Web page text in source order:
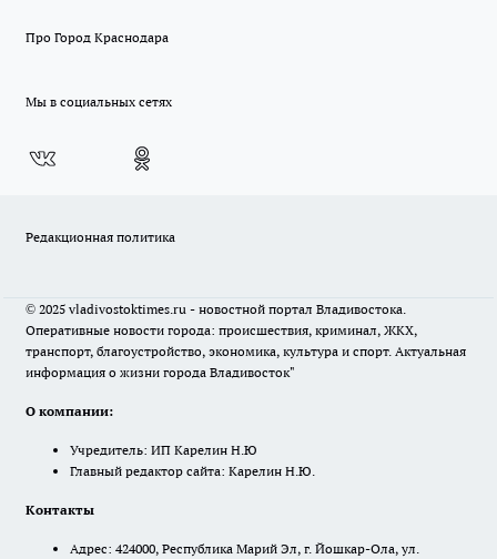
Про Город Краснодара
Мы в социальных сетях
Редакционная политика
© 2025 vladivostoktimes.ru - новостной портал Владивостока.
Оперативные новости города: происшествия, криминал, ЖКХ,
транспорт, благоустройство, экономика, культура и спорт. Актуальная
информация о жизни города Владивосток"
О компании:
Учредитель: ИП Карелин Н.Ю
Главный редактор сайта: Карелин Н.Ю.
Контакты
Адрес: 424000, Республика Марий Эл, г. Йошкар-Ола, ул.